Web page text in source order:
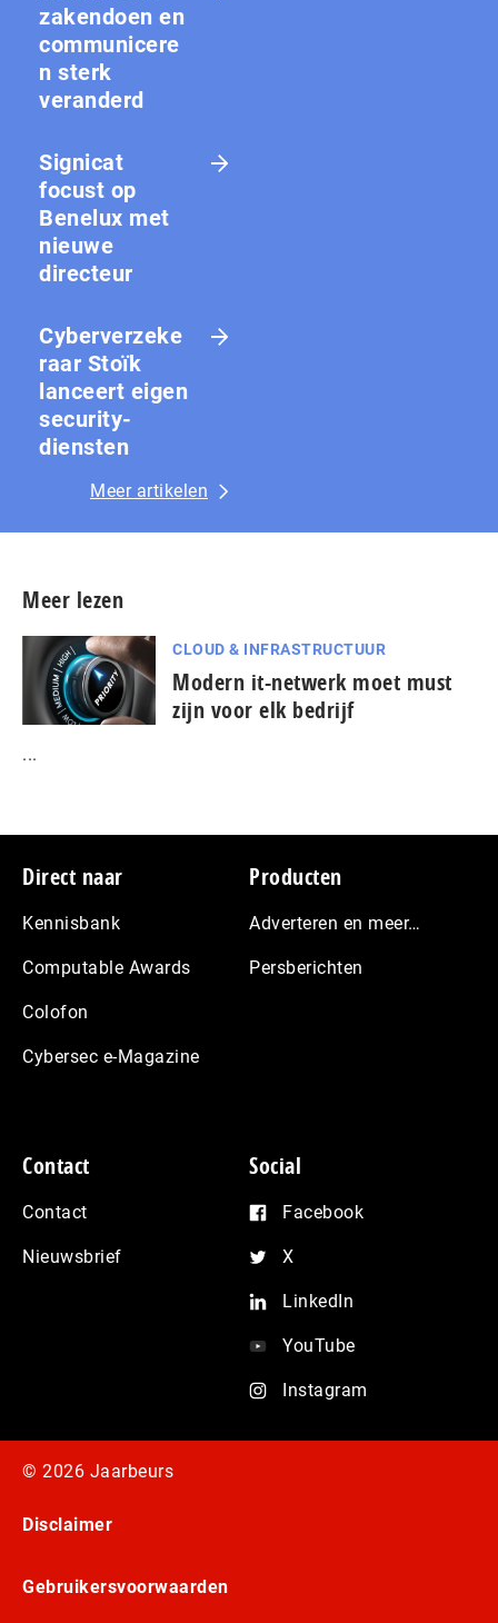
zakendoen en
communicere
n sterk
veranderd
Signicat
focust op
Benelux met
nieuwe
directeur
Cyberverzeke
raar Stoïk
lanceert eigen
security-
diensten
Meer artikelen
Meer lezen
CLOUD & INFRASTRUCTUUR
Modern it-netwerk moet must
zijn voor elk bedrijf
...
Footer
Direct naar
Kennisbank
Computable Awards
Colofon
Cybersec e-Magazine
Producten
Adverteren en meer…
Persberichten
Contact
Contact
Nieuwsbrief
Social
Facebook
X
LinkedIn
YouTube
Instagram
© 2026 Jaarbeurs
Disclaimer
Gebruikersvoorwaarden